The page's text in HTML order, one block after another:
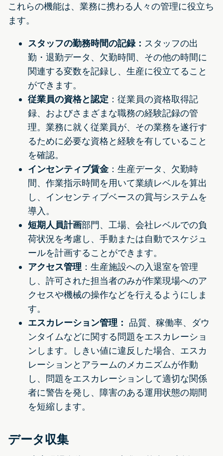
これらの機能は、業務に携わる人々の管理に役立ち
ます。
スタッフの勤務時間の記録： スタッフの出
勤・退勤データ、欠勤時間、その他の時間に
関連する変数を記録し、生産に役立てること
ができます。
従業員の資格と認定 ：従業員の資格取得記
録、およびさまざまな職務の経験記録の管
理。業務に就く従業員が、その業務を遂行す
るために必要な資格と経験を有していること
を確認。
インセンティブ賃金：生産データ、欠勤時
間、作業指示時間を用いて業績レベルを算出
し、インセンティブベースの賞与システムを
導入。
短期人員計画部門、工場、会社レベルでの負
荷状況を考慮し、手動または自動でスケジュ
ールを計画することができます。
アクセス管理 ：生産施設への入退室を管理
し、許可された担当者のみが作業現場へのア
クセスや機械の操作などを行えるようにしま
す。
エスカレーション管理： 品質、稼働率、ダウ
ンタイムなどに関する問題をエスカレーショ
ンします。しきい値に違反した場合、エスカ
レーションとアラームのメカニズムが作動
し、問題をエスカレーションして適切な関係
者に警告を発し、障害のある運用状態の期間
を短縮します。
データ収集